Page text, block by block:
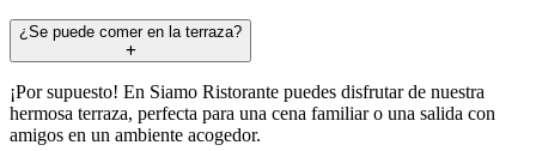
¿Se puede comer en la terraza?
¡Por supuesto! En Siamo Ristorante puedes disfrutar de nuestra
hermosa terraza, perfecta para una cena familiar o una salida con
amigos en un ambiente acogedor.